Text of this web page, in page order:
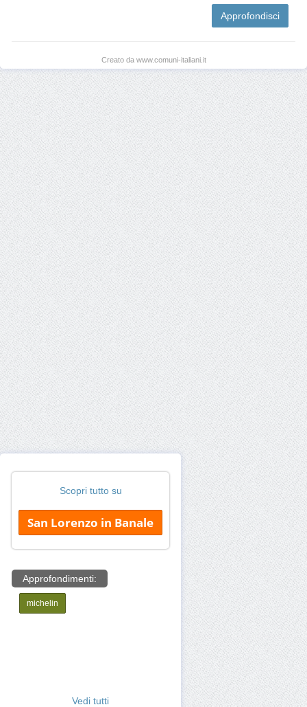
Approfondisci
Creato da www.comuni-italiani.it
Scopri tutto su
San Lorenzo in Banale
Approfondimenti:
michelin
Vedi tutti